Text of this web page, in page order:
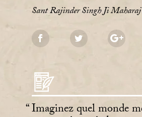
Sant Rajinder Singh Ji Maharaj
Imaginez quel monde